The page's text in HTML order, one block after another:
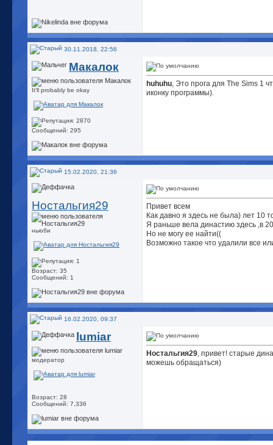
30.11.2018, 22:56
Макалок
It'll probably be okay
Сообщений: 295
huhuhu, Это прога для The Sims 1
иконку программы).
15.02.2020, 21:36
Ностальгия29
ньюби
Возраст: 35
Сообщений: 1
Привет всем
Как давно я здесь не была) лет 10
Я раньше вела династию здесь ,в
Но не могу ее найти((
Возможно такое что удалили все
16.02.2020, 09:37
lumiar
модератор
Возраст: 28
Сообщений: 7,336
Ностальгия29, привет! старые
можешь обращаться)